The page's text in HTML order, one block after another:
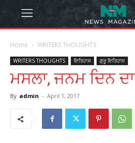
Home WRITERS THOUGHTS
WRITERS THOUGHTS ਇਤਿਹਾਸ ਗੁਰੂ ਇਤਿਹਾਸ
ਮਸਲਾ, ਜਨਮ ਦਿਨ ਦਾ
By admin - April 1, 2017